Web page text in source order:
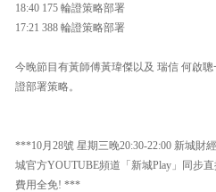
18:40 175 輪證策略部署
17:21 388 輪證策略部署
今晚節目有黃師傅黃瑋傑以及 瑞信 何啟
證部署策略。
***10月28號 星期三晚20:30-22:00 新城財
城官方YOUTUBE頻道「新城Play」同步
費用全免! ***